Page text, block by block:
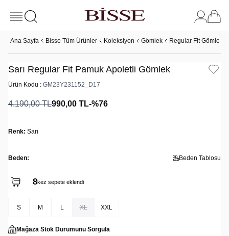
Ana Sayfa Bisse Tüm Ürünler Koleksiyon Gömlek Regular Fit Gömlek
Sarı Regular Fit Pamuk Apoletli Gömlek
Ürün Kodu : GM23Y231152_D17
4.190,00TL990,00 TL-%76
Renk: Sarı
Beden: Beden Tablosu
8kez sepete eklendi
S M L XL XXL
Mağaza Stok Durumunu Sorgula